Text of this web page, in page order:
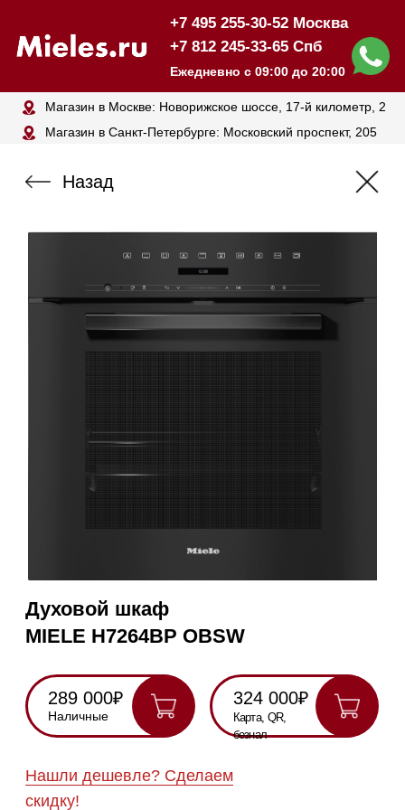
+7 495 255-30-52 Москва
Ежедневно с 09:00 до 20:00
Магазин в Москве: Новорижское шоссе, 17-й километр, 2
Магазин в Санкт-Петербурге: Московский проспект, 205
Назад
Духовой шкаф
Получить консультацию
Оригинальная
техника
Полностью
на русском
Гарантия
2 года
RU
Все
модели в
наличии
Инструкция по
эксплуатации